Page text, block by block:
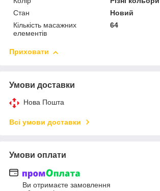
Стан
Новий
Кількість масажних
елементів
64
Приховати
Умови доставки
Нова Пошта
Всі умови доставки
Умови оплати
Ви отримаєте замовлення